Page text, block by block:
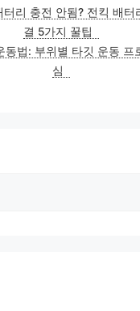
터리 충전 안됨? 전킥 배터
결 5가지 꿀팁
동법: 부위별 타깃 운동 프
심